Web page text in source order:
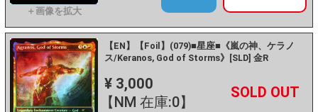
【EN】【Foil】(079)■星座■《嵐の神、ケラノ
ス/Keranos, God of Storms》[SLD] 金R
¥ 3,000
【NM 在庫:0】
－ +